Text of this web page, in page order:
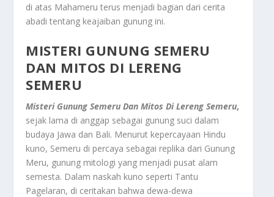
di atas Mahameru terus menjadi bagian dari cerita
abadi tentang keajaiban gunung ini.
MISTERI GUNUNG SEMERU
DAN MITOS DI LERENG
SEMERU
Misteri Gunung Semeru Dan Mitos Di Lereng Semeru,
sejak lama di anggap sebagai gunung suci dalam
budaya Jawa dan Bali. Menurut kepercayaan Hindu
kuno, Semeru di percaya sebagai replika dari Gunung
Meru, gunung mitologi yang menjadi pusat alam
semesta. Dalam naskah kuno seperti Tantu
Pagelaran, di ceritakan bahwa dewa-dewa